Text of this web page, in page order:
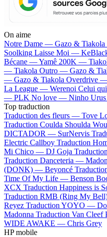
On aime
Notre Dame — Gazo & Tiakola
Soolking Laisse Moi —
Bécane —Yamê 200K —
— Tiakola Outro — Gazo &
— Gazo & Tiakola Overdrive
La League — Werenoi Celui
— PLK No love — Ninho
Top traduction
Traduction des fleurs — Tove
Traduction Coulda Shoulda
DICTADOR — SurNervis
Electric Callboy Traduction
Mi Chico — DJ Goja
Traduction Danceteria —
(DONK) — Beyoncé
Time Of My Life — Benson
XCX Traduction Happiness is
Traduction RMB (Ring My
Reyez Traduction YOYO —
Madonna Traduction Van
WIDE AWAKE — Chris Grey
HP mobile